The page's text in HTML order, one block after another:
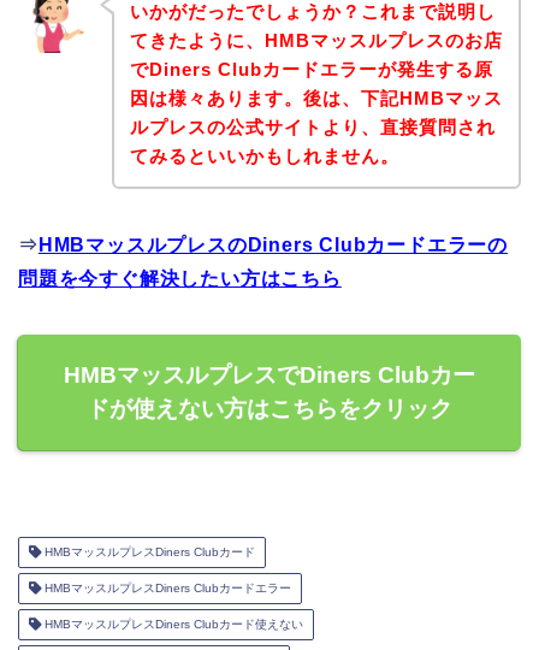
いかがだったでしょうか？これまで説明し
てきたように、HMBマッスルプレスのお店
でDiners Clubカードエラーが発生する原
因は様々あります。後は、下記HMBマッス
ルプレスの公式サイトより、直接質問され
てみるといいかもしれません。
⇒ HMBマッスルプレスのDiners Clubカードエラーの
問題を今すぐ解決したい方はこちら
HMBマッスルプレスでDiners Clubカー
ドが使えない方はこちらをクリック
HMBマッスルプレスDiners Clubカード
HMBマッスルプレスDiners Clubカードエラー
HMBマッスルプレスDiners Clubカード使えない